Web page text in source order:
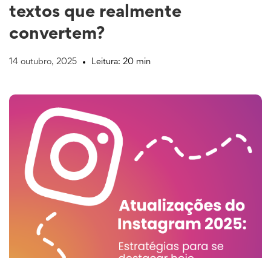
textos que realmente
convertem?
14 outubro, 2025 Leitura: 20 min